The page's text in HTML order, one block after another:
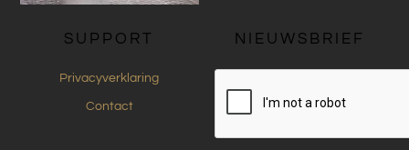
SUPPORT
Privacyverklaring
Contact
NIEUWSBRIEF